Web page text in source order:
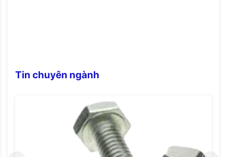
Tin chuyên ngành